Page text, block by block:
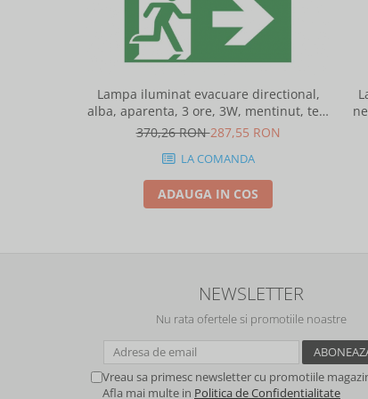
Lampa iluminat evacuare directional,
alba, aparenta, 3 ore, 3W, mentinut, test
automat, IP20, Intelight 90385
370,26 RON287,55 RON
LA COMANDA
ADAUGA IN COS
NEWSLETTER
Nu rata ofertele si promotiile noastre
Vreau sa primesc newsletter cu promotiile
Afla mai multe in Politica de Confidentialitate